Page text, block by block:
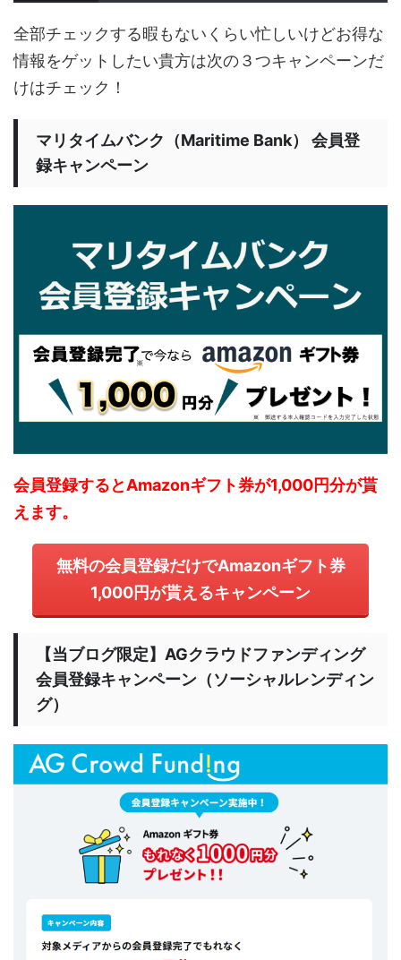
全部チェックする暇もないくらい忙しいけどお得な
情報をゲットしたい貴方は次の３つキャンペーンだ
けはチェック！
マリタイムバンク（Maritime Bank） 会員登
録キャンペーン
会員登録するとAmazonギフト券が1,000円分が貰
えます。
無料の会員登録だけでAmazonギフト券
1,000円が貰えるキャンペーン
【当ブログ限定】AGクラウドファンディング
会員登録キャンペーン（ソーシャルレンディン
グ）